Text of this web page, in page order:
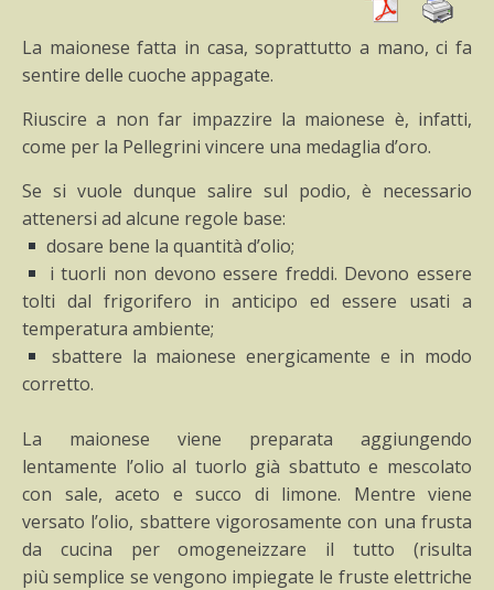
La maionese fatta in casa, soprattutto a mano, ci fa
sentire delle cuoche appagate.
Riuscire a non far impazzire la maionese è, infatti,
come per la Pellegrini vincere una medaglia d’oro.
Se si vuole dunque salire sul podio, è necessario
attenersi ad alcune regole base:
dosare bene la quantità d’olio;
i tuorli non devono essere freddi. Devono essere
tolti dal frigorifero in anticipo ed essere usati a
temperatura ambiente;
sbattere la maionese energicamente e in modo
corretto.
La maionese viene preparata aggiungendo
lentamente l’olio al tuorlo già sbattuto e mescolato
con sale, aceto e succo di limone. Mentre viene
versato l’olio, sbattere vigorosamente con una frusta
da cucina per omogeneizzare il tutto (risulta
più semplice se vengono impiegate le fruste elettriche